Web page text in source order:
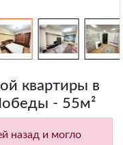
квартиры в
- 55м²
назад и могло